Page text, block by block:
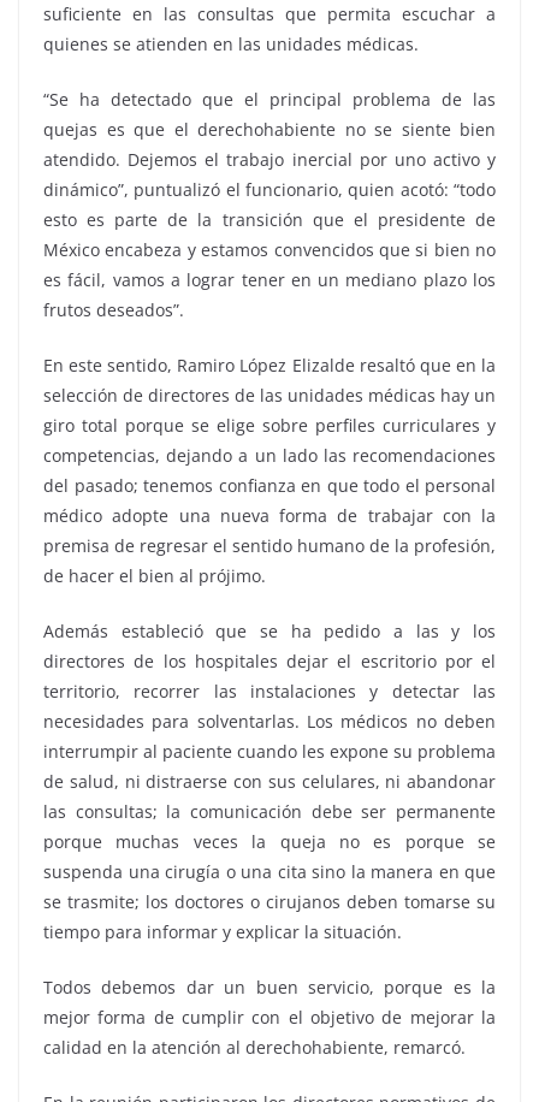
suficiente en las consultas que permita escuchar a
quienes se atienden en las unidades médicas.
“Se ha detectado que el principal problema de las
quejas es que el derechohabiente no se siente bien
atendido. Dejemos el trabajo inercial por uno activo y
dinámico”, puntualizó el funcionario, quien acotó: “todo
esto es parte de la transición que el presidente de
México encabeza y estamos convencidos que si bien no
es fácil, vamos a lograr tener en un mediano plazo los
frutos deseados”.
En este sentido, Ramiro López Elizalde resaltó que en la
selección de directores de las unidades médicas hay un
giro total porque se elige sobre perfiles curriculares y
competencias, dejando a un lado las recomendaciones
del pasado; tenemos confianza en que todo el personal
médico adopte una nueva forma de trabajar con la
premisa de regresar el sentido humano de la profesión,
de hacer el bien al prójimo.
Además estableció que se ha pedido a las y los
directores de los hospitales dejar el escritorio por el
territorio, recorrer las instalaciones y detectar las
necesidades para solventarlas. Los médicos no deben
interrumpir al paciente cuando les expone su problema
de salud, ni distraerse con sus celulares, ni abandonar
las consultas; la comunicación debe ser permanente
porque muchas veces la queja no es porque se
suspenda una cirugía o una cita sino la manera en que
se trasmite; los doctores o cirujanos deben tomarse su
tiempo para informar y explicar la situación.
Todos debemos dar un buen servicio, porque es la
mejor forma de cumplir con el objetivo de mejorar la
calidad en la atención al derechohabiente, remarcó.